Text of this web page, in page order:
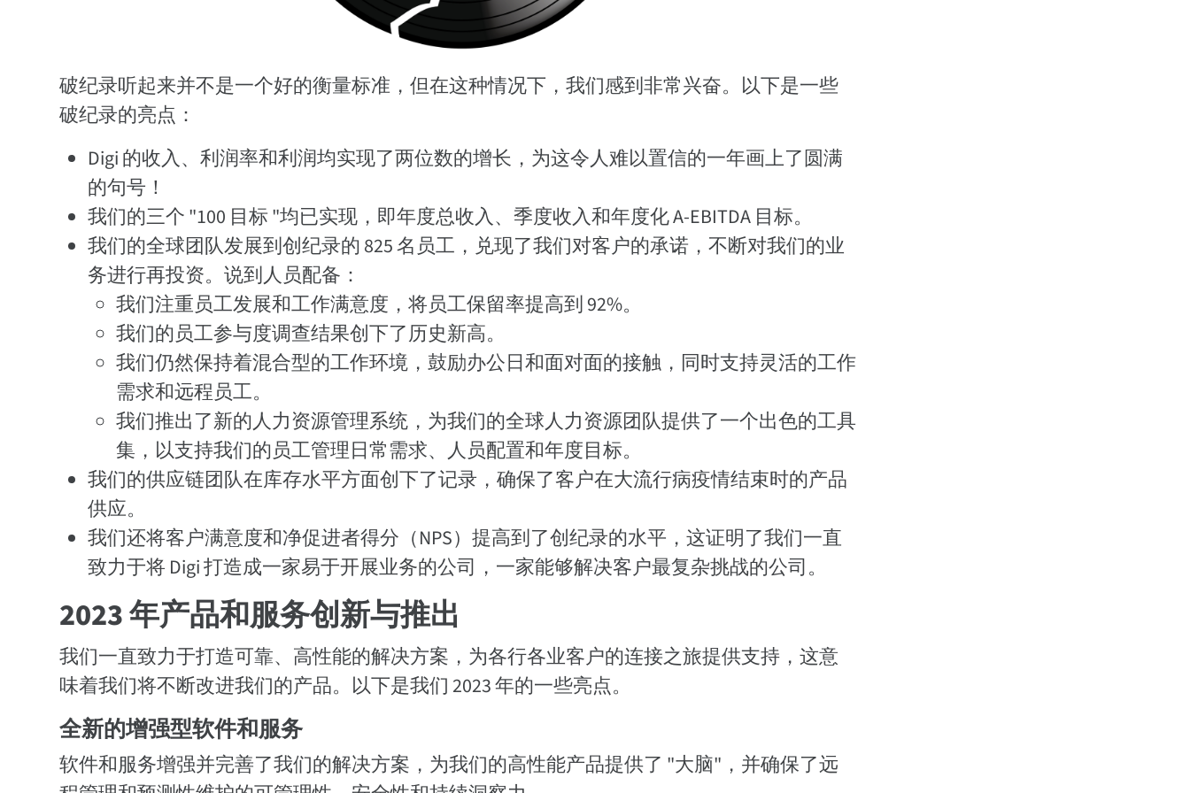
破纪录听起来并不是一个好的衡量标准，但在这种情况下，我们感到非常兴奋。以下是一些
破纪录的亮点：
Digi 的收入、利润率和利润均实现了两位数的增长，为这令人难以置信的一年画上了圆满
的句号！
我们的三个 "100 目标 "均已实现，即年度总收入、季度收入和年度化 A-EBITDA 目标。
我们的全球团队发展到创纪录的 825 名员工，兑现了我们对客户的承诺，不断对我们的业
务进行再投资。说到人员配备：
我们注重员工发展和工作满意度，将员工保留率提高到 92%。
我们的员工参与度调查结果创下了历史新高。
我们仍然保持着混合型的工作环境，鼓励办公日和面对面的接触，同时支持灵活的工作
需求和远程员工。
我们推出了新的人力资源管理系统，为我们的全球人力资源团队提供了一个出色的工具
集，以支持我们的员工管理日常需求、人员配置和年度目标。
我们的供应链团队在库存水平方面创下了记录，确保了客户在大流行病疫情结束时的产品
供应。
我们还将客户满意度和净促进者得分（NPS）提高到了创纪录的水平，这证明了我们一直
致力于将 Digi 打造成一家易于开展业务的公司，一家能够解决客户最复杂挑战的公司。
2023 年产品和服务创新与推出
我们一直致力于打造可靠、高性能的解决方案，为各行各业客户的连接之旅提供支持，这意
味着我们将不断改进我们的产品。以下是我们 2023 年的一些亮点。
全新的增强型软件和服务
软件和服务增强并完善了我们的解决方案，为我们的高性能产品提供了 "大脑"，并确保了远